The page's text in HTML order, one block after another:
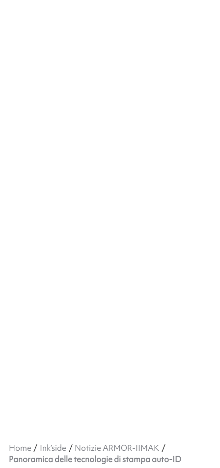
Home Ink’side
Notizie ARMOR-IIMAK
Panoramica delle tecnologie di stampa auto-ID